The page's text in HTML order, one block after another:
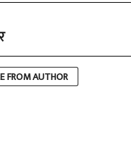
FROM AUTHOR